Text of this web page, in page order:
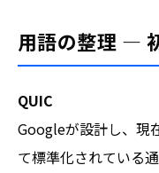
用語の整理 —
QUIC
Googleが設計し、現
て標準化されている